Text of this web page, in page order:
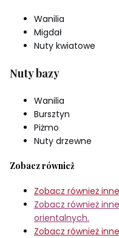
Wanilia
Migdał
Nuty kwiatowe
Nuty bazy
Wanilia
Bursztyn
Piżmo
Nuty drzewne
Zobacz również
Zobacz również
Zobacz również
orientalnych.
Zobacz również